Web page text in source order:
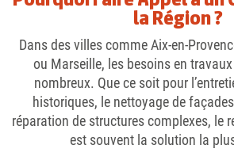
la Région ?
Dans des villes comme Aix-en-
ou Marseille, les besoins en
nombreux. Que ce soit pour
historiques, le nettoyage de
réparation de structures complexes, le
est souvent la solution la